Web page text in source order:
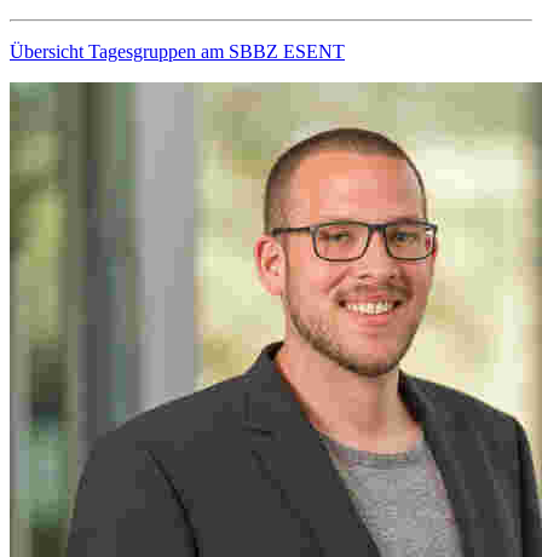
Übersicht Tagesgruppen am SBBZ ESENT